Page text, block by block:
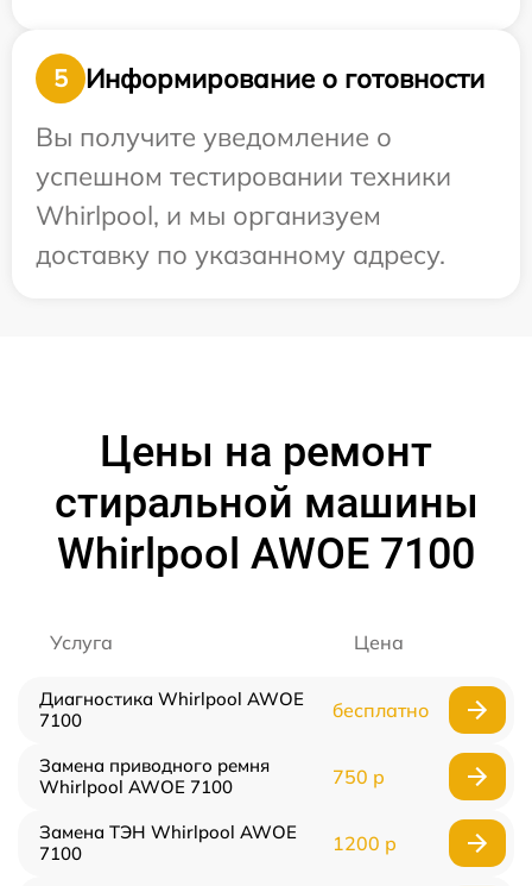
5
Информирование о готовности
Вы получите уведомление о
успешном тестировании техники
Whirlpool, и мы организуем
доставку по указанному адресу.
Цены на ремонт
стиральной машины
Whirlpool AWOE 7100
Услуга Цена
Диагностика Whirlpool AWOE
7100
бесплатно
Замена приводного ремня
Whirlpool AWOE 7100
750 р
Замена ТЭН Whirlpool AWOE
7100
1200 р